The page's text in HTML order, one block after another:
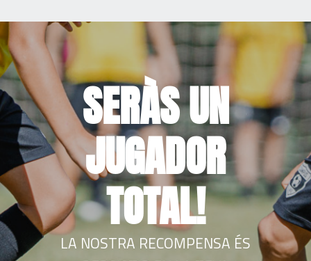
SERÀS UN
JUGADOR
TOTAL!
LA NOSTRA RECOMPENSA ÉS